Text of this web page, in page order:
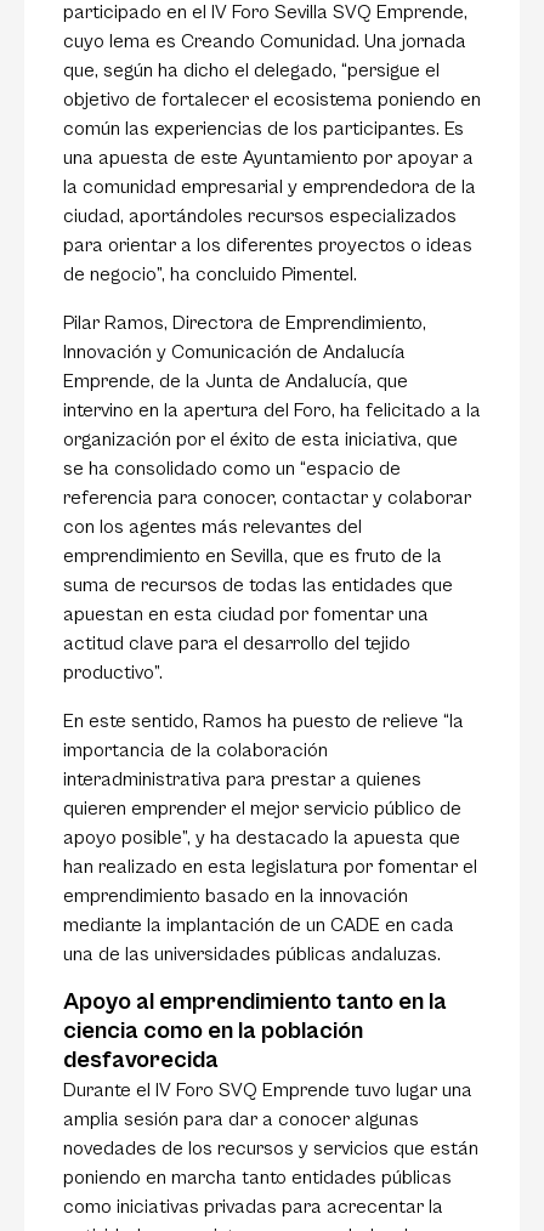
participado en el IV Foro Sevilla SVQ Emprende,
cuyo lema es Creando Comunidad. Una jornada
que, según ha dicho el delegado, “persigue el
objetivo de fortalecer el ecosistema poniendo en
común las experiencias de los participantes. Es
una apuesta de este Ayuntamiento por apoyar a
la comunidad empresarial y emprendedora de la
ciudad, aportándoles recursos especializados
para orientar a los diferentes proyectos o ideas
de negocio”, ha concluido Pimentel.
Pilar Ramos, Directora de Emprendimiento,
Innovación y Comunicación de Andalucía
Emprende, de la Junta de Andalucía, que
intervino en la apertura del Foro, ha felicitado a la
organización por el éxito de esta iniciativa, que
se ha consolidado como un “espacio de
referencia para conocer, contactar y colaborar
con los agentes más relevantes del
emprendimiento en Sevilla, que es fruto de la
suma de recursos de todas las entidades que
apuestan en esta ciudad por fomentar una
actitud clave para el desarrollo del tejido
productivo”.
En este sentido, Ramos ha puesto de relieve “la
importancia de la colaboración
interadministrativa para prestar a quienes
quieren emprender el mejor servicio público de
apoyo posible”, y ha destacado la apuesta que
han realizado en esta legislatura por fomentar el
emprendimiento basado en la innovación
mediante la implantación de un CADE en cada
una de las universidades públicas andaluzas.
Apoyo al emprendimiento tanto en la
ciencia como en la población
desfavorecida
Durante el IV Foro SVQ Emprende tuvo lugar una
amplia sesión para dar a conocer algunas
novedades de los recursos y servicios que están
poniendo en marcha tanto entidades públicas
como iniciativas privadas para acrecentar la